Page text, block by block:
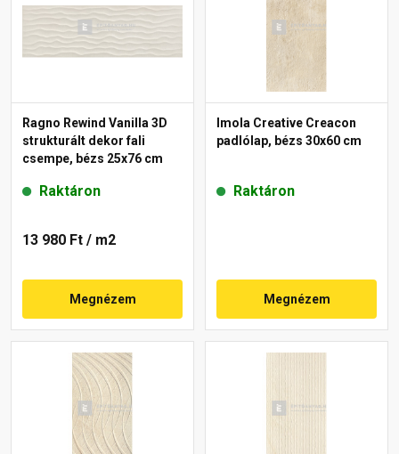
Ragno Rewind Vanilla 3D
strukturált dekor fali
csempe, bézs 25x76 cm
Raktáron
13 980 Ft / m2
Megnézem
Imola Creative Creacon
padlólap, bézs 30x60 cm
Raktáron
Megnézem